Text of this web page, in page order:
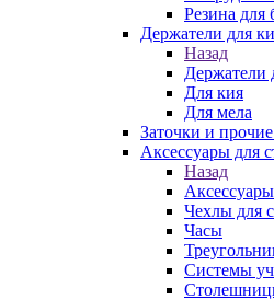
Резина для
Держатели для
Назад
Держатели
Для кия
Для мела
Заточки и
Аксессуары для
Назад
Чехлы для
Часы
Системы